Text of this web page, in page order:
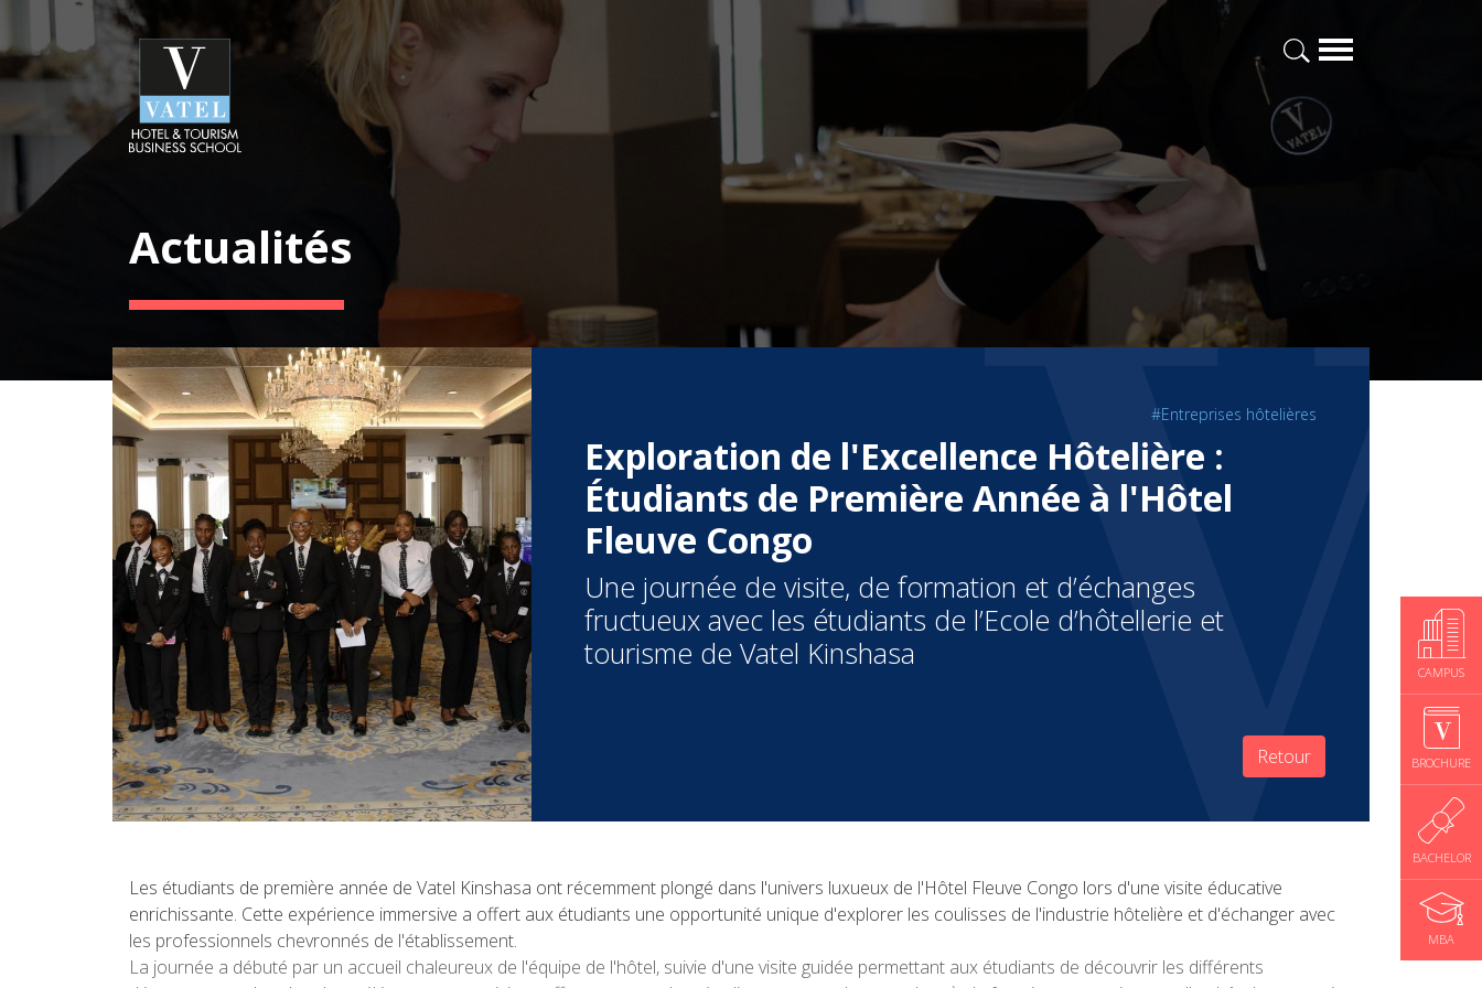
CAMPUS
BROCHURE
BACHELOR
MBA
Actualités
#Entreprises hôtelières
Exploration de l'Excellence Hôtelière :
Étudiants de Première Année à l'Hôtel
Fleuve Congo
Une journée de visite, de formation et d’échanges
fructueux avec les étudiants de l’Ecole d’hôtellerie et
tourisme de Vatel Kinshasa
Retour
Les étudiants de première année de Vatel Kinshasa ont récemment plongé dans l'univers luxueux de l'Hôtel Fleuve Congo lors d'une visite éducative
enrichissante. Cette expérience immersive a offert aux étudiants une opportunité unique d'explorer les coulisses de l'industrie hôtelière et d'échanger avec
les professionnels chevronnés de l'établissement.
La journée a débuté par un accueil chaleureux de l'équipe de l'hôtel, suivie d'une visite guidée permettant aux étudiants de découvrir les différents